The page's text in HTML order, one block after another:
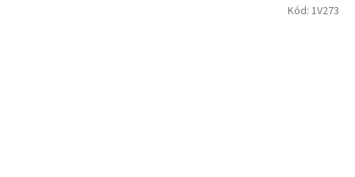
Kód: 1V273